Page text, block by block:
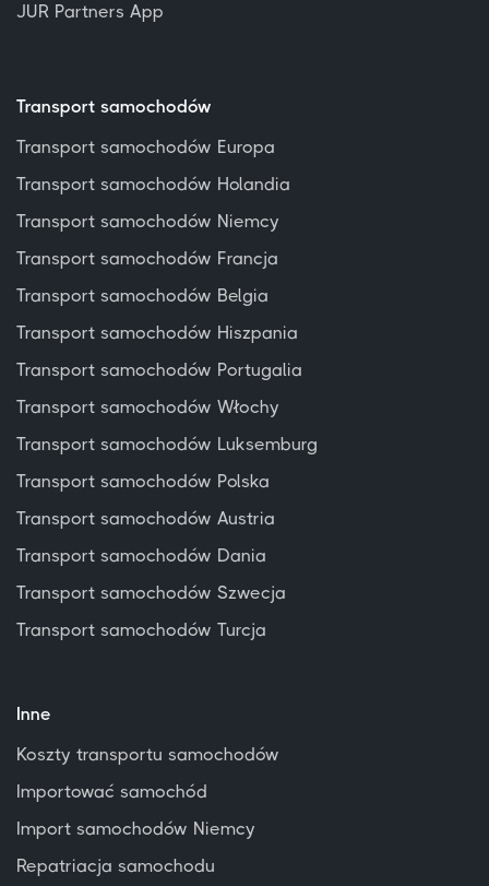
JUR Partners App
Transport samochodów
Transport samochodów Europa
Transport samochodów Holandia
Transport samochodów Niemcy
Transport samochodów Francja
Transport samochodów Belgia
Transport samochodów Hiszpania
Transport samochodów Portugalia
Transport samochodów Włochy
Transport samochodów Luksemburg
Transport samochodów Polska
Transport samochodów Austria
Transport samochodów Dania
Transport samochodów Szwecja
Transport samochodów Turcja
Inne
Koszty transportu samochodów
Importować samochód
Import samochodów Niemcy
Repatriacja samochodu